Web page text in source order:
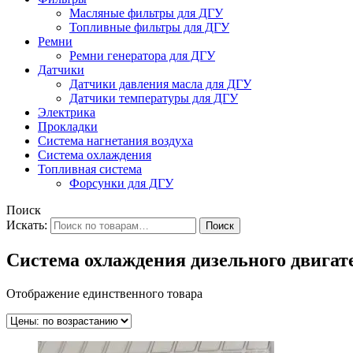
Масляные фильтры для ДГУ
Топливные фильтры для ДГУ
Ремни
Ремни генератора для ДГУ
Датчики
Датчики давления масла для ДГУ
Датчики температуры для ДГУ
Электрика
Прокладки
Система нагнетания воздуха
Система охлаждения
Топливная система
Форсунки для ДГУ
Поиск
Искать:
Поиск
Система охлаждения дизельного
Отображение единственного товара